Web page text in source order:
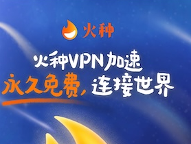
支持
支持[0] 反对[0]